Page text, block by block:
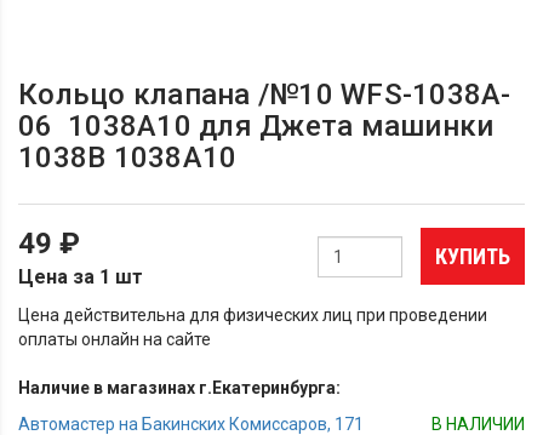
Кольцо клапана /№10 WFS-1038A-
06 1038A10 для Джета машинки
1038В 1038A10
49 ₽
Цена за 1 шт
КУПИТЬ
Цена действительна для физических лиц при проведении
оплаты онлайн на сайте
Наличие в магазинах г.Екатеринбурга:
Автомастер на Бакинских Комиссаров, 171
В НАЛИЧИИ